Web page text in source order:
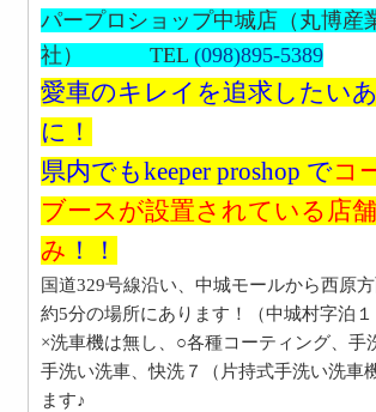
パープロショップ中城店（丸博産
社）TEL(098)895-5389
愛車のキレイを追求したい
に！
県内でもkeeper proshop でコ
ブースが設置されている店
み ！！
国道329号線沿い、中城モールから西原
約5分の場所にあります！（中城村字泊１
×洗車機は無し、○各種コーティング、手
手洗い洗車、快洗７（片持式手洗い洗車
ます♪